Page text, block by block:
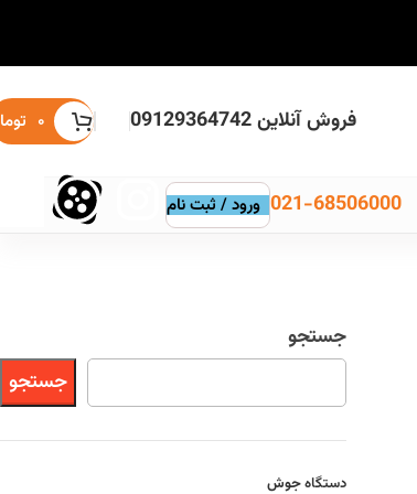
فروش آنلاین 09129364742 ۰
021-68506000 ورود / ثبت نام
جستجو
جستجو
دستگاهجوش